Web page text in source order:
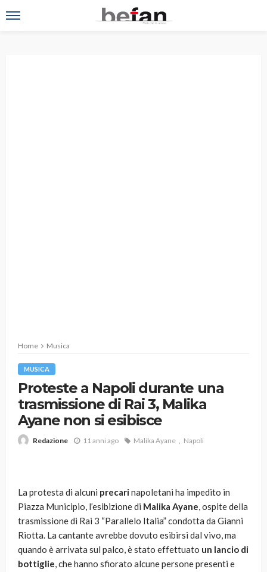
Home Musica
MUSICA
Proteste a Napoli durante una
trasmissione di Rai 3, Malika
Ayane non si esibisce
Redazione 11 anni ago Malika Ayane Napoli
La protesta di alcuni precarinapoletani ha impedito in
Piazza Municipio, l’esibizione di Malika Ayane, ospite della
trasmissione di Rai 3 “Parallelo Italia” condotta da Gianni
Riotta. La cantante avrebbe dovuto esibirsi dal vivo, ma
quando è arrivata sul palco, è stato effettuato un lancio di
bottiglie, che hanno sfiorato alcune persone presenti e